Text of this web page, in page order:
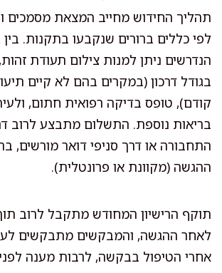
תהליך החידוש מחייב המצאת מסמכים
לפי כללים ברורים שנקבעו בתקנות.
הנדרשים ניתן למנות צילום תעודת
בגודל דרכון (במקרים בהם לא קיים
קודם), טופס בדיקה רפואית חתום,
בריאות נוספת. התשלום מתבצע לרוב
התחבורה או דרך סניפי דואר מורשים,
ההגשה (מקוונת או פרונטלית).
תוקף הרישיון המחודש מתקבל לרוב
לאחר ההגשה, והמבקשים מתבקשים
אחרי הטיפול בבקשה, לרבות מענה